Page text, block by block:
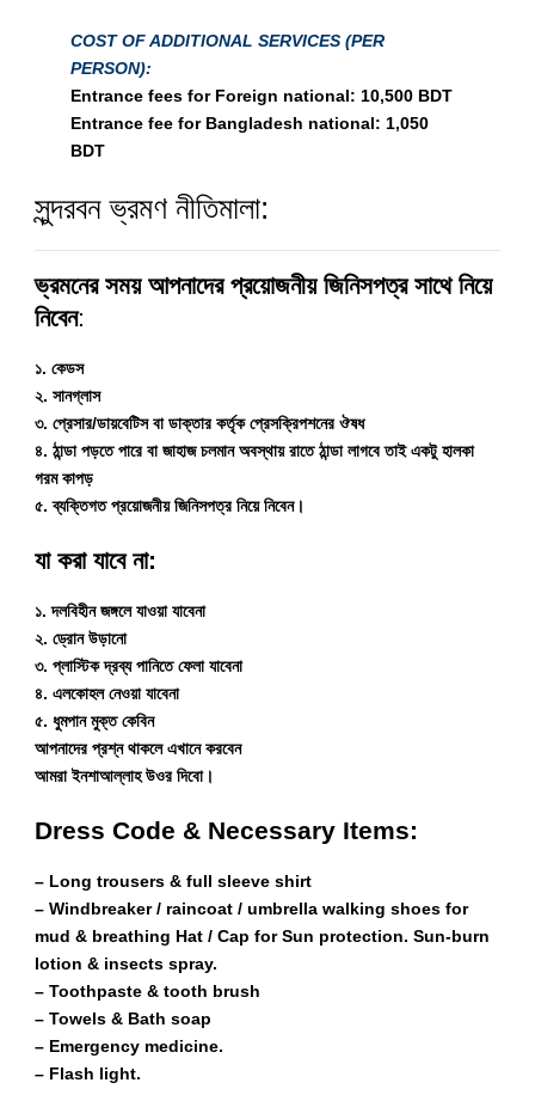
COST OF ADDITIONAL SERVICES (PER
PERSON):
Entrance fees for Foreign national: 10,500 BDT
Entrance fee for Bangladesh national: 1,050
BDT
সুন্দরবন ভ্রমণ নীতিমালা:
ভ্রমনের সময় আপনাদের প্রয়োজনীয় জিনিসপত্র সাথে নিয়ে
নিবেন:
১. কেডস
২. সানগ্লাস
৩. প্রেসার/ডায়বেটিস বা ডাক্তার কর্তৃক প্রেসক্রিপশনের ঔষধ
৪. ঠান্ডা পড়তে পারে বা জাহাজ চলমান অবস্থায় রাতে ঠান্ডা লাগবে তাই একটু হালকা
গরম কাপড়
৫. ব্যক্তিগত প্রয়োজনীয় জিনিসপত্র নিয়ে নিবেন।
যা করা যাবে না:
১. দলবিহীন জঙ্গলে যাওয়া যাবেনা
২. ড্রোন উড়ানো
৩. প্লাস্টিক দ্রব্য পানিতে ফেলা যাবেনা
৪. এলকোহল নেওয়া যাবেনা
৫. ধুমপান মুক্ত কেবিন
আপনাদের প্রশ্ন থাকলে এখানে করবেন
আমরা ইনশাআল্লাহ উওর দিবো।
Dress Code & Necessary Items:
– Long trousers & full sleeve shirt
– Windbreaker / raincoat / umbrella walking shoes for
mud & breathing Hat / Cap for Sun protection. Sun-burn
lotion & insects spray.
– Toothpaste & tooth brush
– Towels & Bath soap
– Emergency medicine.
– Flash light.